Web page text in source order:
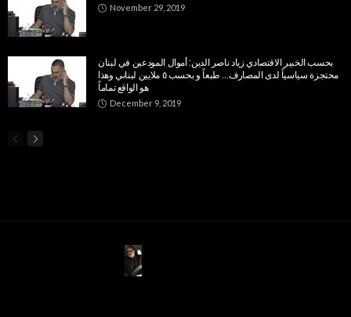
November 29, 2019
بحسب الخبير الاقتصادي زياد ناصر الدين: أموال المودعين في لبنان
محتجزة سياسياً لدى المصارف… طبعاً و بحسب ٥ ملايين لبناني وهذا
هو الواقع تماماً
December 9, 2019